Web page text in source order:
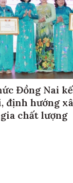
Đồng Nai
định hướng
chất lượng